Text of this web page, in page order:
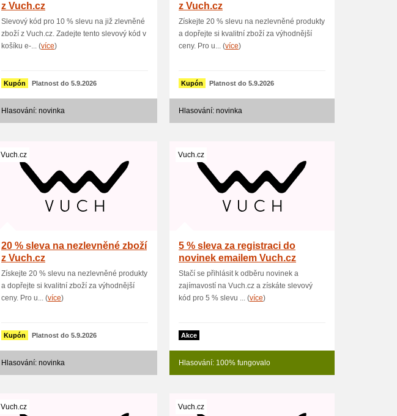
z Vuch.cz
Slevový kód pro 10 % slevu na již zlevněné
zboží z Vuch.cz. Zadejte tento slevový kód v
košíku e-... (více)
Kupón Platnost do 5.9.2026
Hlasování: novinka
z Vuch.cz
Získejte 20 % slevu na nezlevněné produkty
a dopřejte si kvalitní zboží za výhodnější
ceny. Pro u... (více)
Kupón Platnost do 5.9.2026
Hlasování: novinka
Vuch.cz
20 % sleva na nezlevněné zboží
z Vuch.cz
Získejte 20 % slevu na nezlevněné produkty
a dopřejte si kvalitní zboží za výhodnější
ceny. Pro u... (více)
Kupón Platnost do 5.9.2026
Hlasování: novinka
Vuch.cz
5 % sleva za registraci do
novinek emailem Vuch.cz
Stačí se přihlásit k odběru novinek a
zajímavostí na Vuch.cz a získáte slevový
kód pro 5 % slevu ... (více)
Akce
Hlasování: 100% fungovalo
Vuch.cz Vuch.cz